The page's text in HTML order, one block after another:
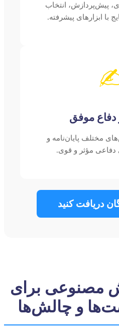
پیش‌پردازش، انتخاب
با ابزارهای پیشرفته.
موفق
مختلف پایان‌نامه و
دفاعی مؤثر و قوی.
دریافت کنید
مصنوعی برای
و چالش‌ها